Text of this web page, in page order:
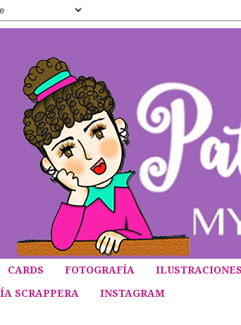
CARDS FOTOGRAFÍA ILUSTRACIONES
SCRAPPERA INSTAGRAM